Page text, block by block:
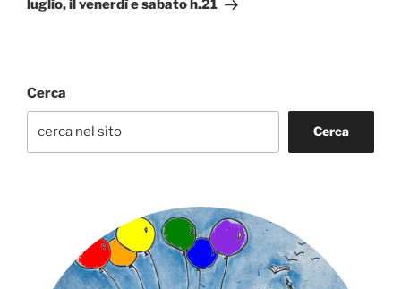
luglio, il venerdì e sabato h.21
Cerca
Cerca